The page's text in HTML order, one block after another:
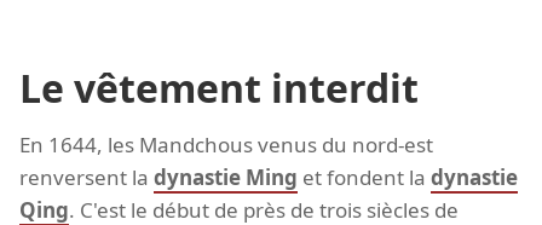
Le vêtement interdit
En 1644, les Mandchous venus du nord-est
renversent la dynastie Ming et fondent la dynastie
Qing. C'est le début de près de trois siècles de